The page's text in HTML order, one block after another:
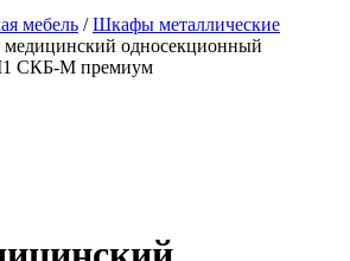
мебель /Шкафы металлические
односекционный
СКБ-М премиум